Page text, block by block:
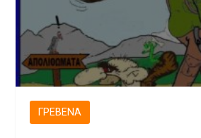
ΓΡΕΒΕΝΆ